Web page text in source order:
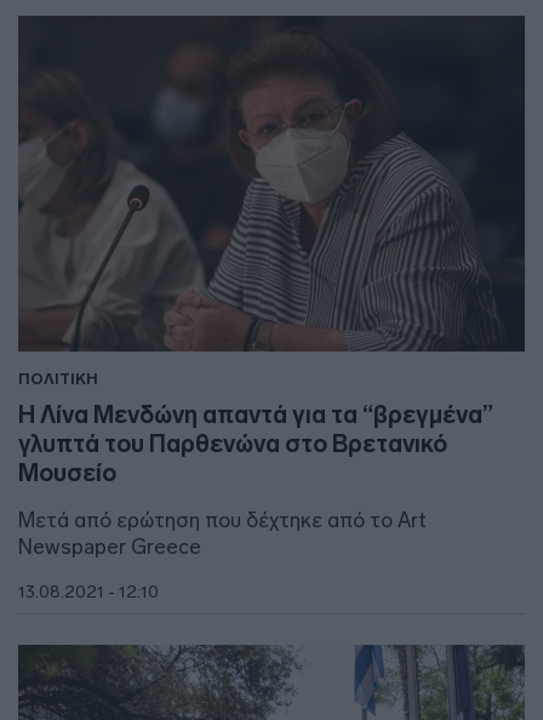
ΠΟΛΙΤΙΚΗ
Η Λίνα Μενδώνη απαντά για τα “βρεγμένα”
γλυπτά του Παρθενώνα στο Βρετανικό
Μουσείο
Μετά από ερώτηση που δέχτηκε από το Art
Newspaper Greece
13.08.2021 - 12:10